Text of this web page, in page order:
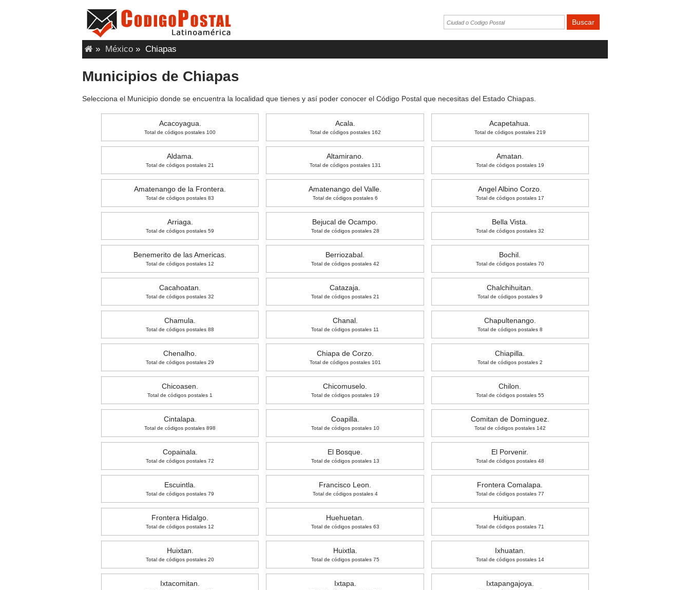
» México » Chiapas
Municipios de Chiapas
Selecciona el Municipio donde se encuentra la localidad que tienes y así poder conocer el Código Postal que necesitas del Estado Chiapas.
Acacoyagua.
Total de códigos postales 100
Acala.
Total de códigos postales 162
Acapetahua.
Total de códigos postales 219
Aldama.
Total de códigos postales 21
Altamirano.
Total de códigos postales 131
Amatan.
Total de códigos postales 19
Amatenango de la Frontera.
Total de códigos postales 83
Amatenango del Valle.
Total de códigos postales 6
Angel Albino Corzo.
Total de códigos postales 17
Arriaga.
Total de códigos postales 59
Bejucal de Ocampo.
Total de códigos postales 28
Bella Vista.
Total de códigos postales 32
Benemerito de las Americas.
Total de códigos postales 12
Berriozabal.
Total de códigos postales 42
Bochil.
Total de códigos postales 70
Cacahoatan.
Total de códigos postales 32
Catazaja.
Total de códigos postales 21
Chalchihuitan.
Total de códigos postales 9
Chamula.
Total de códigos postales 88
Chanal.
Total de códigos postales 11
Chapultenango.
Total de códigos postales 8
Chenalho.
Total de códigos postales 29
Chiapa de Corzo.
Total de códigos postales 101
Chiapilla.
Total de códigos postales 2
Chicoasen.
Total de códigos postales 1
Chicomuselo.
Total de códigos postales 19
Chilon.
Total de códigos postales 55
Cintalapa.
Total de códigos postales 898
Coapilla.
Total de códigos postales 10
Comitan de Dominguez.
Total de códigos postales 142
Copainala.
Total de códigos postales 72
El Bosque.
Total de códigos postales 13
El Porvenir.
Total de códigos postales 48
Escuintla.
Total de códigos postales 79
Francisco Leon.
Total de códigos postales 4
Frontera Comalapa.
Total de códigos postales 77
Frontera Hidalgo.
Total de códigos postales 12
Huehuetan.
Total de códigos postales 63
Huitiupan.
Total de códigos postales 71
Huixtan.
Total de códigos postales 20
Huixtla.
Total de códigos postales 75
Ixhuatan.
Total de códigos postales 14
Ixtacomitan. Ixtapa. Ixtapangajoya.